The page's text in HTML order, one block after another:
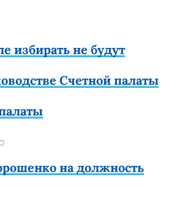
избирать не будут
Счетной палаты
на должность